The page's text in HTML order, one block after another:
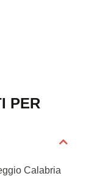
PER
Calabria